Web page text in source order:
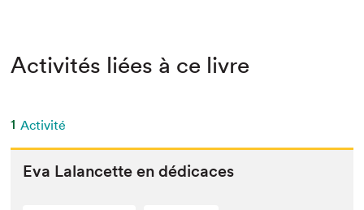
Activités liées à ce livre
1 Activité
Eva Lalancette en dédicaces